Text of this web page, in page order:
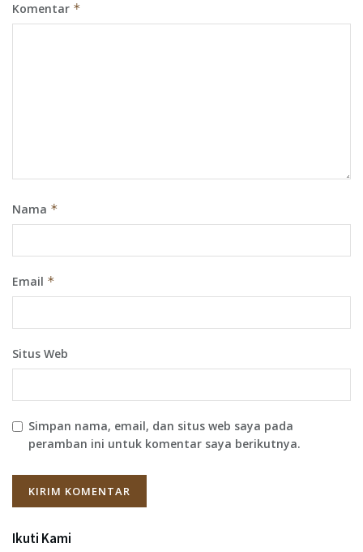
Komentar *
Nama *
Email *
Situs Web
Simpan nama, email, dan situs web saya pada
peramban ini untuk komentar saya berikutnya.
Ikuti Kami